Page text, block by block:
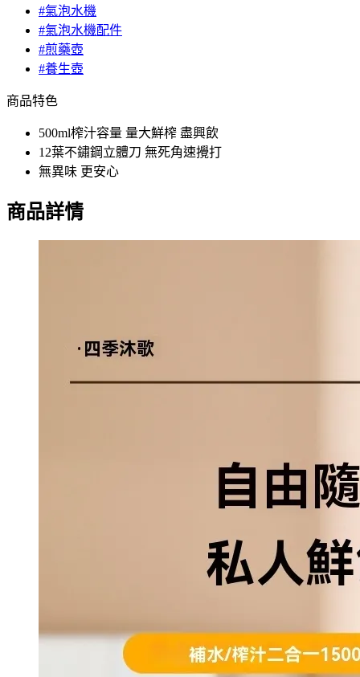
#氣泡水機
#氣泡水機配件
#煎藥壺
#養生壺
商品特色
500ml榨汁容量 量大鮮榨 盡興飲
12葉不鏽鋼立體刀 無死角速攪打
無異味 更安心
商品詳情